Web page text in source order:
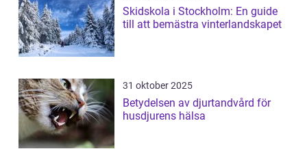
Skidskola i Stockholm: En guide
till att bemästra vinterlandskapet
31 oktober 2025
Betydelsen av djurtandvård för
husdjurens hälsa